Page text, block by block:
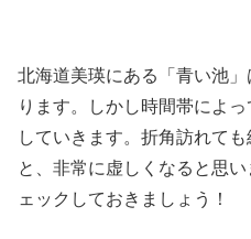
北海道美瑛にある「青い池
ります。しかし時間帯によ
していきます。折角訪れて
と、非常に虚しくなると思
ェックしておきましょう！